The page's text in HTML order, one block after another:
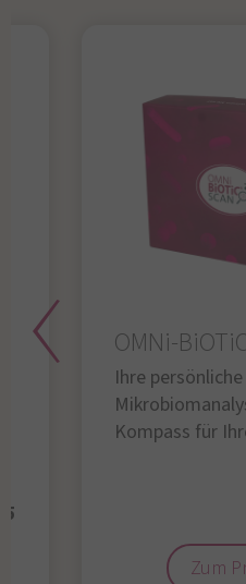
OMNi-
Ihre persönliche
Kompass für
Zum